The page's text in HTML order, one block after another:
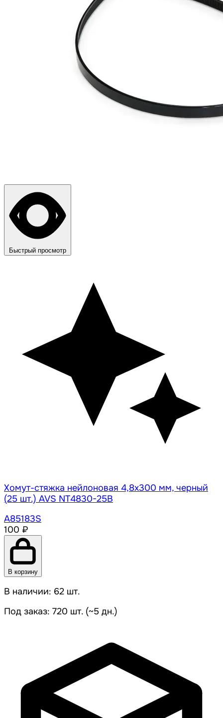
Быстрый просмотр
Хомут-стяжка нейлоновая 4,8х300 мм, черный
(25 шт.) AVS NT4830-25B
A85183S
100 ₽
В корзину
В наличии: 62 шт.
Под заказ: 720 шт. (~5 дн.)